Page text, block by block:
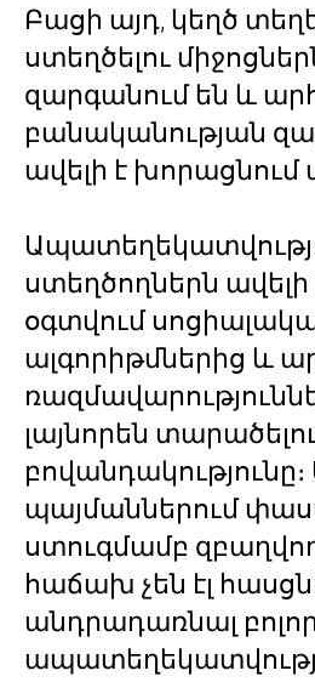
Բացի այդ, կեղծ
ստեղծելու
զարգանում են և
բանականության
ավելի է խորացնում
ստեղծողներն
օգտվում
ալգորիթմներից և
լայնորեն
բովանդակությունը։
պայմաններում
ստուգմամբ
հաճախ չեն էլ
անդրադառնալ բոլոր